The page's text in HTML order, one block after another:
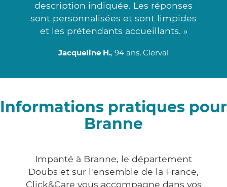
description indiquée. Les réponses
sont personnalisées et sont limpides
et les prétendants accueillants. »
Jacqueline H., 94 ans, Clerval
Informations pratiques pour
Branne
Impanté à Branne, le département
Doubs et sur l'ensemble de la France,
Click&Care vous accompagne dans vos